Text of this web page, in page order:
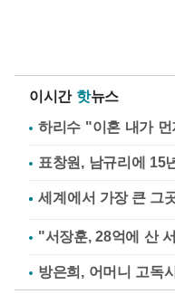
이시간 핫뉴스
하리수 "이혼 내가
표창원, 남규리에
"서장훈, 28억에 산
방은희, 어머니 고독